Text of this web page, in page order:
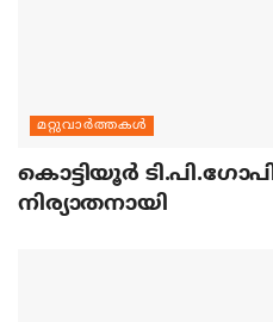
മറ്റുവാര്‍ത്തകള്‍
കൊട്ടിയൂര്‍
നിര്യാതനായി